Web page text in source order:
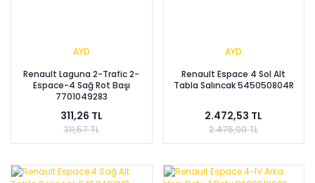
AYD
Renault Laguna 2-Trafic 2-
Espace-4 Sağ Rot Başı
7701049283
311,26 TL
311,57 TL
AYD
Renault Espace 4 Sol Alt
Tabla Salıncak 545050804R
2.472,53 TL
2.475,00 TL